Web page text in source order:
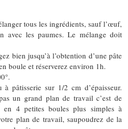
tous les ingrédients, sauf l’œuf,
avec les paumes. Le mélange doit
bien jusqu’à l’obtention d’une pâte
boule et réserverez environ 1h.
pâtisserie sur 1/2 cm d’épaisseur.
un grand plan de travail c’est de
4 petites boules plus simples à
plan de travail, saupoudrez de la